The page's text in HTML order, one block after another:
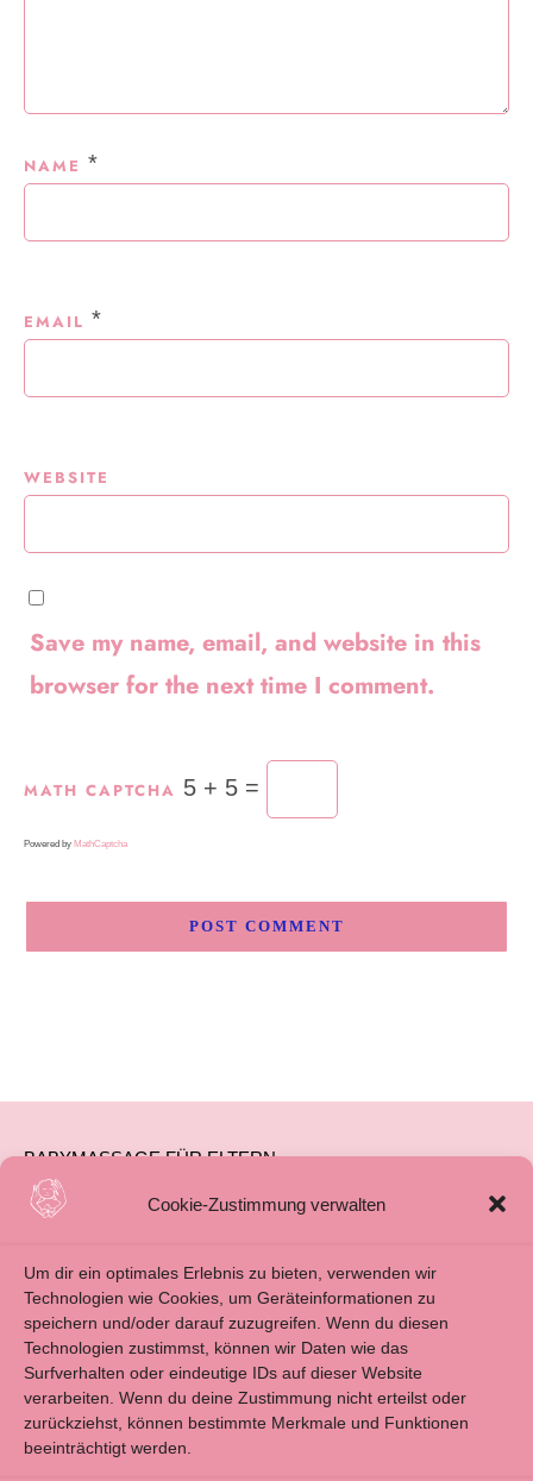
Cookie-Zustimmung verwalten
Um dir ein optimales Erlebnis zu bieten, verwenden wir
Technologien wie Cookies, um Geräteinformationen zu
speichern und/oder darauf zuzugreifen. Wenn du diesen
Technologien zustimmst, können wir Daten wie das
Surfverhalten oder eindeutige IDs auf dieser Website
verarbeiten. Wenn du deine Zustimmung nicht erteilst oder
zurückziehst, können bestimmte Merkmale und Funktionen
beeinträchtigt werden.
NAME *
EMAIL *
WEBSITE
Save my name, email, and website in this
browser for the next time I comment.
MATH CAPTCHA 5 + 5 =
Powered by MathCaptcha
BABYMASSAGE FÜR ELTERN
BABYMASSAGE FÜR FAMILIENBEGLEITUNG
BLOG
KONTAKT
IMPRESSUM
ALLGEMEINE GESCHÄFTSBEDINGUNGEN
DATENSCHUTZERKLÄRUNG